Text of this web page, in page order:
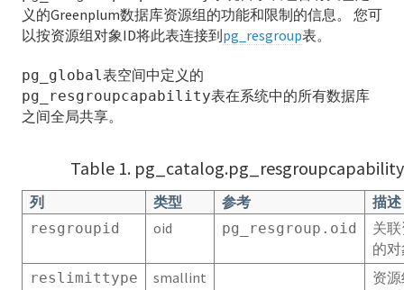
Greenplum环境变量
保留标识符和SQL关键字
系统目录参考
系统视图
系统目录定义
foreign_data_wrapper_options
义的Greenplum数据库资源组的功能和限制的信息。 您可
以按资源组对象ID将此表连接到pg_resgroup表。
pg_global 表空间中定义的
pg_resgroupcapability表在系统中的所有数据库
之间全局共享。
Table 1. pg_catalog.pg_resgroupcapability
列 类型 参考 描述
resgroupid oid pg_resgroup.oid
关
的
reslimittype smallint
资